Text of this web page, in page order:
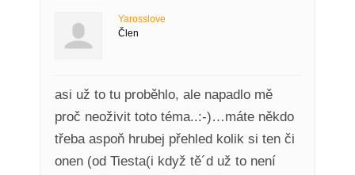
Yarosslove
Člen
asi už to tu proběhlo, ale napadlo mě
proč neoživit toto téma..:-)…máte někdo
třeba aspoň hrubej přehled kolik si ten či
onen (od Tiesta(i když tě´d už to není